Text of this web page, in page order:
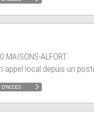
MAISONS-ALFORT
appel local depuis un